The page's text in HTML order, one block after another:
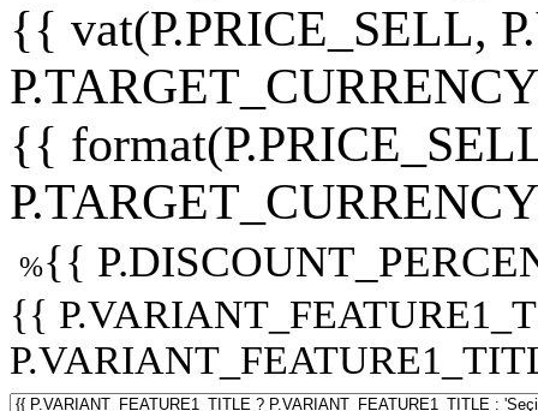
{{ vat(P.PRICE_SELL,
{{
%{{
{{